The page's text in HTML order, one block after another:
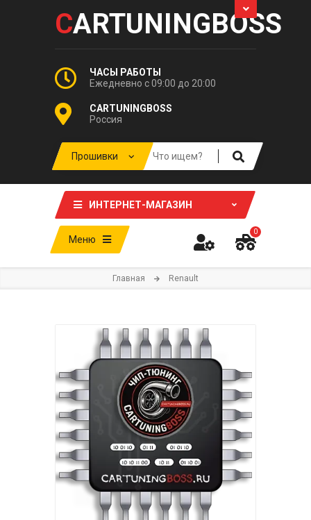
CARTUNINGBOSS
ЧАСЫ РАБОТЫ
Ежедневно с 09:00 до 20:00
CARTUNINGBOSS
Россия
ИНТЕРНЕТ-МАГАЗИН
Меню
0
Главная Renault